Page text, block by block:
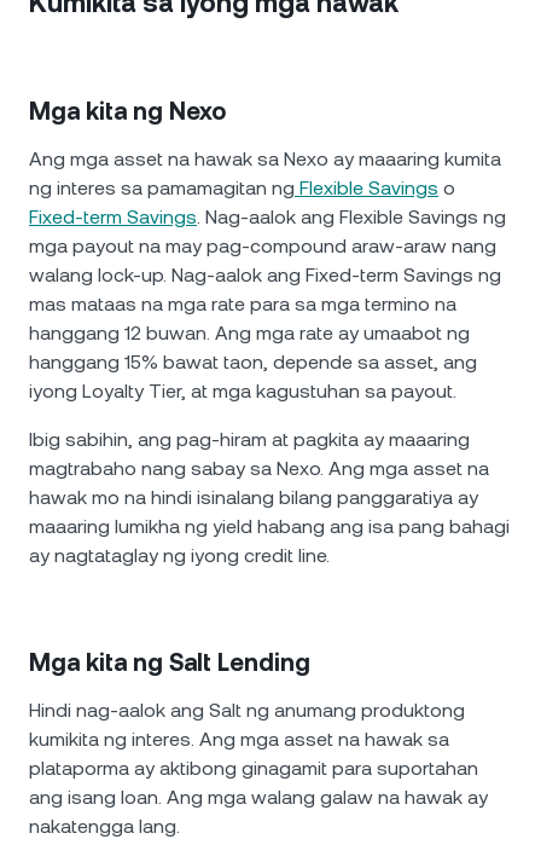
Mga kita ng Nexo
Ang mga asset na hawak sa Nexo ay maaaring kumita
ng interes sa pamamagitan ng Flexible Savings o
Fixed-term Savings. Nag-aalok ang Flexible Savings ng
mga payout na may pag-compound araw-araw nang
walang lock-up. Nag-aalok ang Fixed-term Savings ng
mas mataas na mga rate para sa mga termino na
hanggang 12 buwan. Ang mga rate ay umaabot ng
hanggang 15% bawat taon, depende sa asset, ang
iyong Loyalty Tier, at mga kagustuhan sa payout.
Ibig sabihin, ang pag-hiram at pagkita ay maaaring
magtrabaho nang sabay sa Nexo. Ang mga asset na
hawak mo na hindi isinalang bilang panggaratiya ay
maaaring lumikha ng yield habang ang isa pang bahagi
ay nagtataglay ng iyong credit line.
Mga kita ng Salt Lending
Hindi nag-aalok ang Salt ng anumang produktong
kumikita ng interes. Ang mga asset na hawak sa
plataporma ay aktibong ginagamit para suportahan
ang isang loan. Ang mga walang galaw na hawak ay
nakatengga lang.